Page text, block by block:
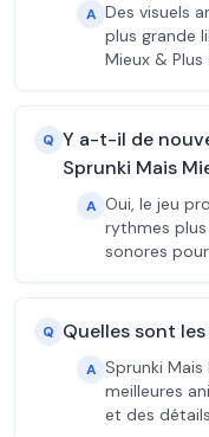
A Des visuels
plus grande
Mieux & Plus
Q Y a-t-il de
Sprunki Mais
A Oui, le jeu
rythmes
sonores
Q Quelles sont
A Sprunki
meilleures
et des